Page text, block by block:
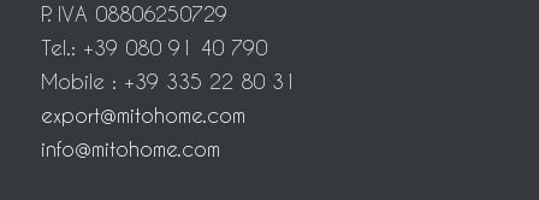
P. IVA 08806250729
Tel.: +39 080 91 40 790
Mobile : +39 335 22 80 31
export@mitohome.com
info@mitohome.com